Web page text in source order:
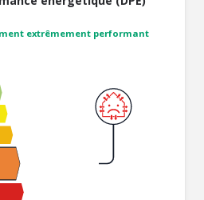
extrêmement performant